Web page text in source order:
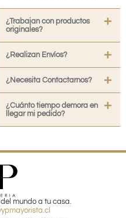
¿Trabajan con productos
originales?
¿Realizan Envíos?
¿Necesita Contactarnos?
¿Cuánto tiempo demora en
llegar mi pedido?
mundo a tu casa.